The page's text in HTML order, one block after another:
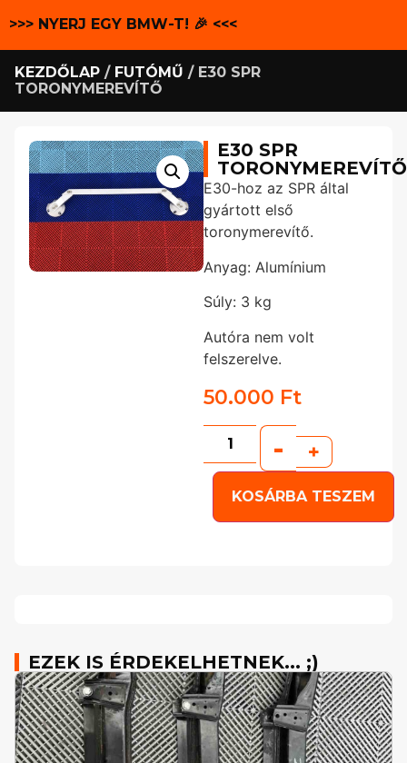
>>> NYERJ EGY BMW-T! 🎉 <<<
KEZDŐLAP / FUTÓMŰ / E30 SPR
TORONYMEREVÍTŐ
E30 SPR
TORONYMEREVÍTŐ
E30-hoz az SPR által
gyártott első
toronymerevítő.
Anyag: Alumínium
Súly: 3 kg
Autóra nem volt
felszerelve.
50.000 Ft
- +
KOSÁRBA TESZEM
EZEK IS ÉRDEKELHETNEK... ;)